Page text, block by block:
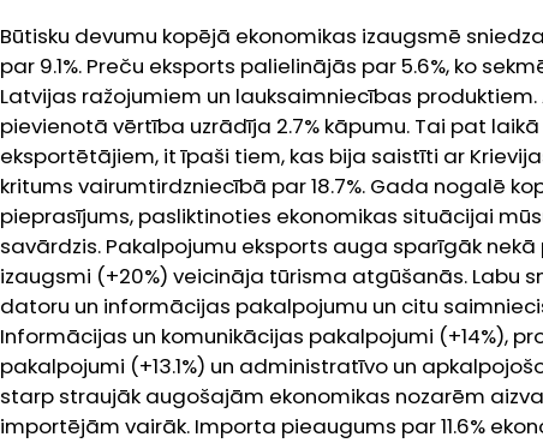
Būtisku devumu kopējā ekonomikas izaugsmē
par 9.1%. Preču eksports palielinājās par 5.6%, ko
Latvijas ražojumiem un lauksaimniecības
pievienotā vērtība uzrādīja 2.7% kāpumu. Tai pat
eksportētājiem, it īpaši tiem, kas bija saistīti ar
kritums vairumtirdzniecībā par 18.7%. Gada nogalē
pieprasījums, pasliktinoties ekonomikas situācijai
savārdzis. Pakalpojumu eksports auga sparīgāk
izaugsmi (+20%) veicināja tūrisma atgūšanās. Labu
datoru un informācijas pakalpojumu un citu
Informācijas un komunikācijas pakalpojumi (+14%),
pakalpojumi (+13.1%) un administratīvo un
starp straujāk augošajām ekonomikas nozarēm
importējām vairāk. Importa pieaugums par 11.6%